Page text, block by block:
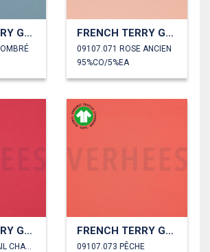
FRENCH TERRY GOTS FRENCH TERRY GOTS
09107.071 ROSE ANCIEN
95%CO/5%EA
FRENCH TERRY GOTS FRENCH TERRY GOTS
09107.073 PÊCHE